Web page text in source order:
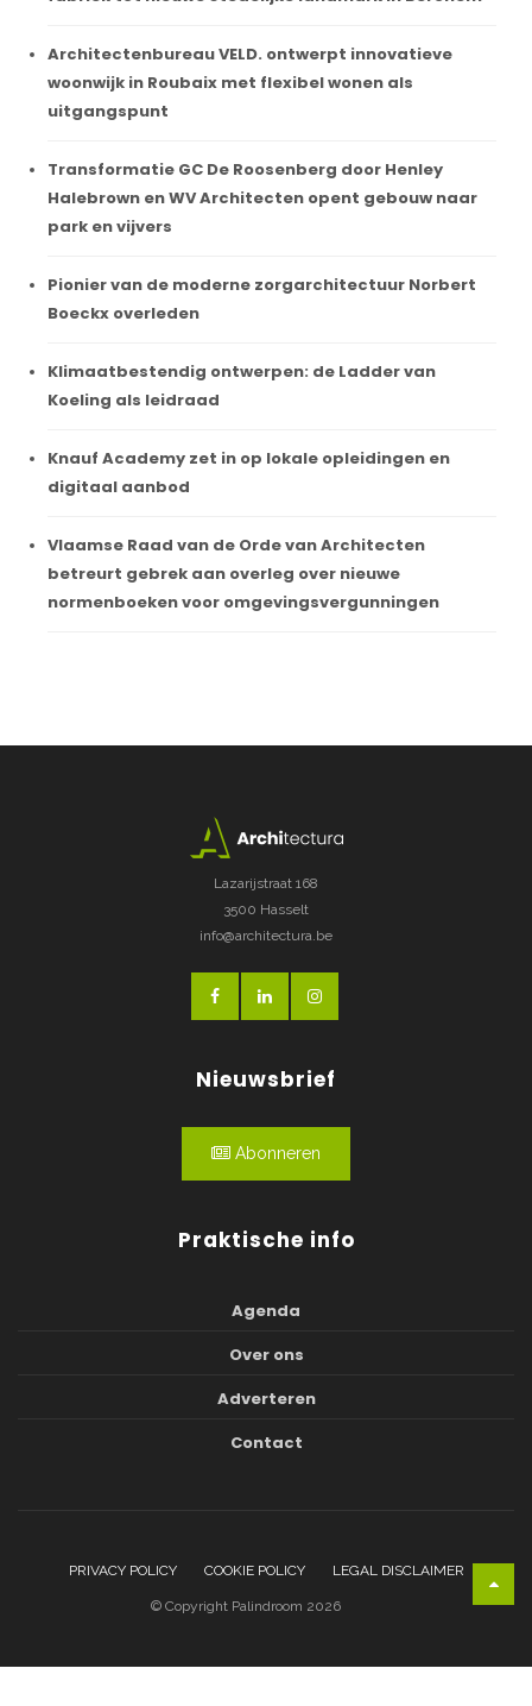
Architectenbureau VELD. ontwerpt innovatieve
woonwijk in Roubaix met flexibel wonen als
uitgangspunt
Transformatie GC De Roosenberg door Henley
Halebrown en WV Architecten opent gebouw naar
park en vijvers
Pionier van de moderne zorgarchitectuur Norbert
Boeckx overleden
Klimaatbestendig ontwerpen: de Ladder van
Koeling als leidraad
Knauf Academy zet in op lokale opleidingen en
digitaal aanbod
Vlaamse Raad van de Orde van Architecten
betreurt gebrek aan overleg over nieuwe
normenboeken voor omgevingsvergunningen
Lazarijstraat 168
3500 Hasselt
info@architectura.be
Nieuwsbrief
Abonneren
Praktische info
Agenda
Over ons
Adverteren
Contact
PRIVACY POLICY COOKIE POLICY LEGAL DISCLAIMER
© Copyright Palindroom 2026